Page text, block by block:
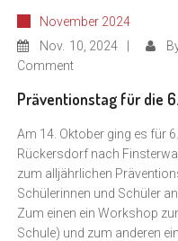
November 2024
Nov. 10, 2024
Comment
Präventionstag für die
Am 14. Oktober ging es für
Rückersdorf nach
zum alljährlichen
Schülerinnen und Schüler
Zum einen ein Workshop
Schule) und zum anderen